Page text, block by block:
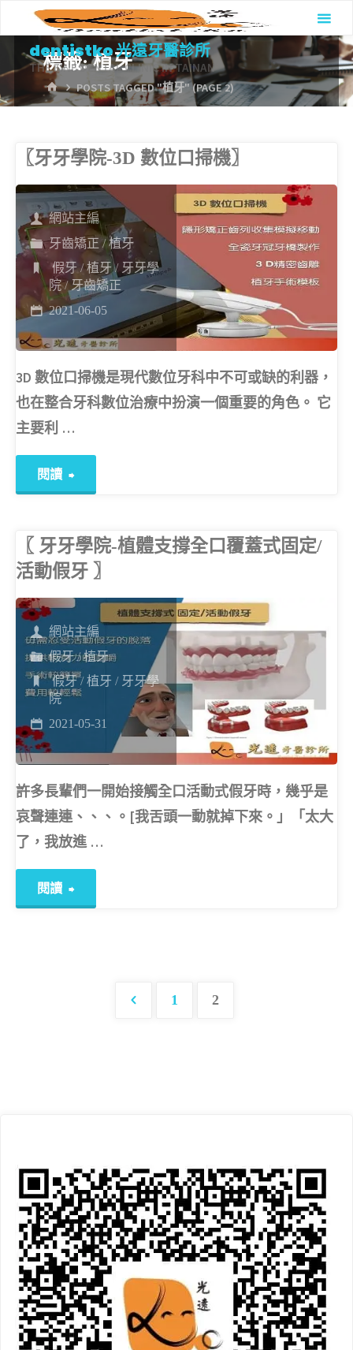
to
content
dentistko 光遠牙醫診所
THE FINE DENTAL CLINIC IN TAINAN
標籤:植牙
HOMEPOSTS TAGGED "植牙"(PAGE 2)
〖牙牙學院-3D 數位口掃機〗
網站主編
牙齒矯正 / 植牙
假牙/植牙/ 牙牙學
院/ 牙齒矯正
2021-06-05
3D 數位口掃機是現代數位牙科中不可或缺的利器，
也在整合牙科數位治療中扮演一個重要的角色。 它
主要利 …
閱讀 "〖牙
學
數
位
掃
機〗"
〖 牙牙學院-植體支撐全口覆蓋式固定/
活動假牙 〗
網站主編
假牙 / 植牙
假牙/植牙 / 牙牙學
院
2021-05-31
許多長輩們一開始接觸全口活動式假牙時，幾乎是
哀聲連連、、、。[我舌頭一動就掉下來。」「太大
了，我放進 …
閱讀 "〖
撐
全
口
覆
頁
1 2